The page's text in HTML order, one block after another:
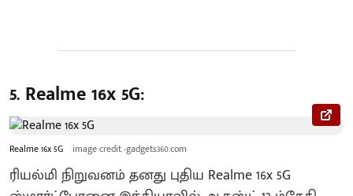
5. Realme 16x 5G:
Realme 16x 5G image credit -gadgets360.com
ரியல்மி நிறுவனம் தனது புதிய Realme 16x 5G